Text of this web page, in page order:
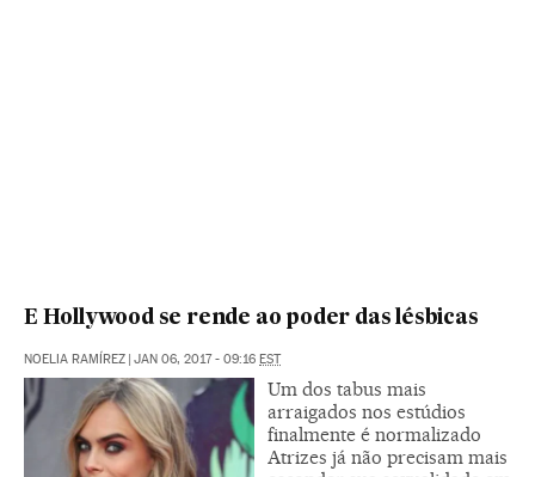
E Hollywood se rende ao poder das lésbicas
NOELIA RAMÍREZ | JAN 06, 2017 - 09:16 EST
Um dos tabus mais
arraigados nos estúdios
finalmente é normalizado
Atrizes já não precisam mais